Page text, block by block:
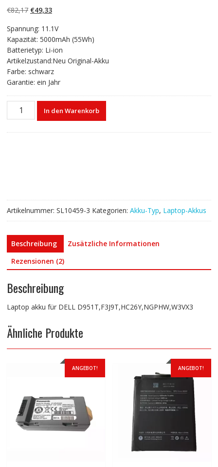
basierend auf
Kundenbewert
€82,17 Ursprünglicher
war:
€82,17
€49,33Aktueller
ist:
€49,33.
Spannung: 11.1V
Kapazität: 5000mAh (55Wh)
Batterietyp: Li-ion
Artikelzustand:Neu Original-Akku
Farbe: schwarz
Garantie: ein Jahr
Laptop
In den Warenkorb
Artikelnummer: SL10459-3 Kategorien: Akku-Typ, Laptop-Akkus
Beschreibung
Zusätzliche Informationen
Rezensionen (2)
Beschreibung
Laptop akku für DELL D951T,F3J9T,HC26Y,NGPHW,W3VX3
Ähnliche Produkte
ANGEBOT! ANGEBOT!